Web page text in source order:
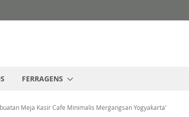
FERRAGENS
Meja Kasir Cafe Minimalis Mergangsan Yogyakarta'